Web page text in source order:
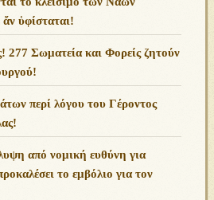
ἄν ὑφίσταται!
277 Σωματεία και Φορείς ζητούν
περί λόγου του Γέροντος
από νομική ευθύνη για
το εμβόλιο για τον